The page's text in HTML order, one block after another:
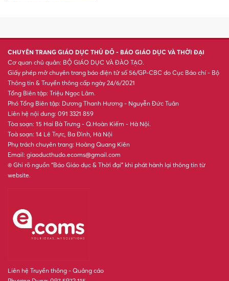
Phó Thủ tướng Phạm Gia Túc
dự Ngày hội Toàn dân bảo vệ
ANTQ tại Phú Quốc
XSMN 2/8 - Kết quả xổ số miền